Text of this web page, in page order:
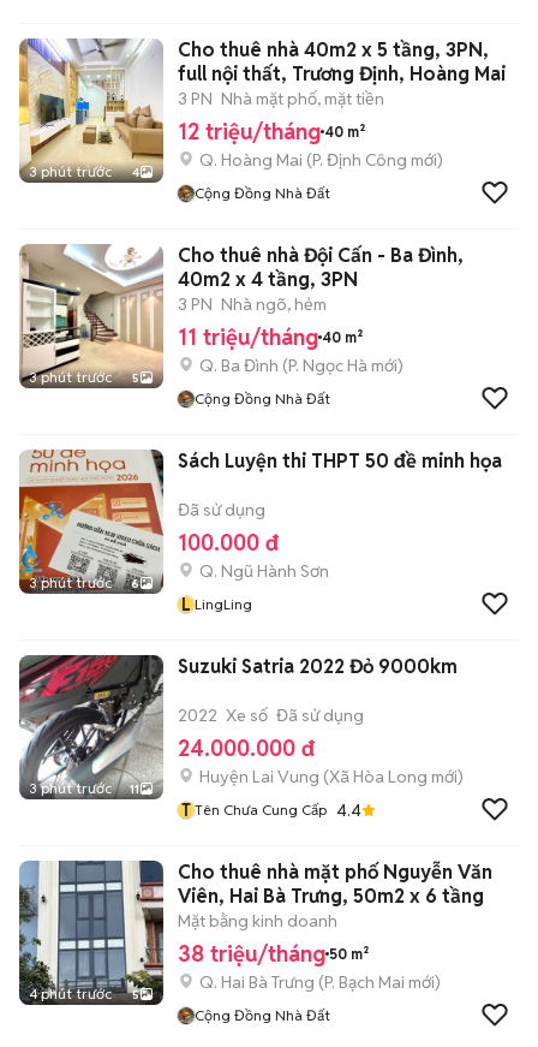
3 phút trước 4
Cho thuê nhà 40m2 x 5 tầng, 3PN,
full nội thất, Trương Định, Hoàng Mai
3 PN Nhà mặt phố, mặt tiền
12 triệu/tháng 40 m²
Q. Hoàng Mai (P. Định Công mới)
Cộng Đồng Nhà Đất
3 phút trước 5
Cho thuê nhà Đội Cấn - Ba Đình,
40m2 x 4 tầng, 3PN
3 PN Nhà ngõ, hẻm
11 triệu/tháng 40 m²
Q. Ba Đình (P. Ngọc Hà mới)
Cộng Đồng Nhà Đất
3 phút trước 6
Sách Luyện thi THPT 50 đề minh họa
Đã sử dụng
100.000 đ
Q. Ngũ Hành Sơn
L LingLing
3 phút trước 11
Suzuki Satria 2022 Đỏ 9000km
2022 Xe số Đã sử dụng
24.000.000 đ
Huyện Lai Vung (Xã Hòa Long mới)
T Tên Chưa Cung Cấp 4.4
4 phút trước 5
Cho thuê nhà mặt phố Nguyễn Văn
Viên, Hai Bà Trưng, 50m2 x 6 tầng
Mặt bằng kinh doanh
38 triệu/tháng 50 m²
Q. Hai Bà Trưng (P. Bạch Mai mới)
Cộng Đồng Nhà Đất